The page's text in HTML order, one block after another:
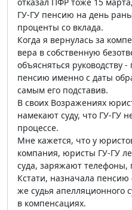
ГУ-ГУ пенсию на день
проценты со вклада.
Когда я вернулась за
вера в собственную
объясняться руководству
пенсию именно с даты
самым его подставив.
В своих Возражениях
намекают суду, что ГУ-ГУ
процессе.
Мне кажется, что у
компания, юристы ГУ-ГУ
суда, заряжают телефоны,
Кстати, назначала
же судья апелляционного
в компенсациях.